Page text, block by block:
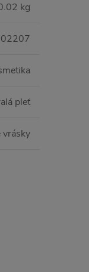
kg
pleť
vrásky